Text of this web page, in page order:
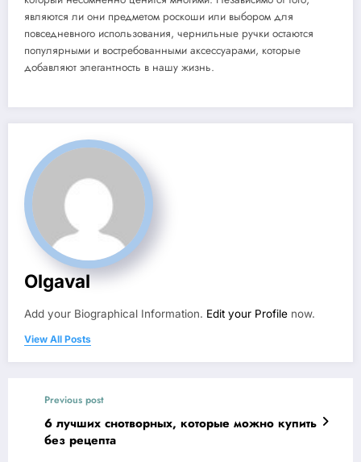
являются ли они предметом роскоши или выбором для
повседневного использования, чернильные ручки остаются
популярными и востребованными аксессуарами, которые
добавляют элегантность в нашу жизнь.
Olgaval
Add your Biographical Information. Edit your Profile now.
View All Posts
Previous post
6 лучших снотворных, которые можно купить
без рецепта